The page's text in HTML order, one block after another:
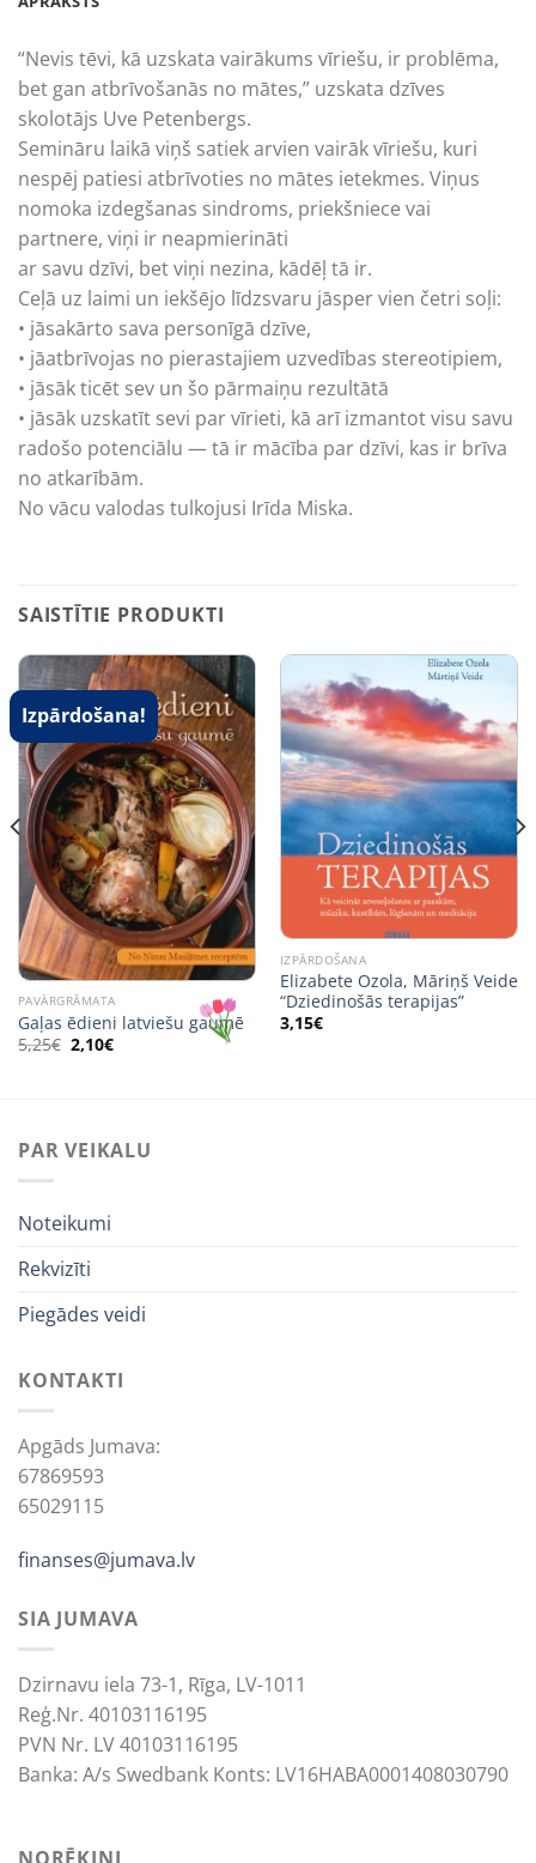
“Nevis tēvi, kā uzskata vairākums vīriešu, ir problēma,
bet gan atbrīvošanās no mātes,” uzskata dzīves
skolotājs Uve Petenbergs.
Semināru laikā viņš satiek arvien vairāk vīriešu, kuri
nespēj patiesi atbrīvoties no mātes ietekmes. Viņus
nomoka izdegšanas sindroms, priekšniece vai
partnere, viņi ir neapmierināti
ar savu dzīvi, bet viņi nezina, kādēļ tā ir.
Ceļā uz laimi un iekšējo līdzsvaru jāsper vien četri soļi:
• jāsakārto sava personīgā dzīve,
• jāatbrīvojas no pierastajiem uzvedības stereotipiem,
• jāsāk ticēt sev un šo pārmaiņu rezultātā
• jāsāk uzskatīt sevi par vīrieti, kā arī izmantot visu savu
radošo potenciālu — tā ir mācība par dzīvi, kas ir brīva
no atkarībām.
No vācu valodas tulkojusi Irīda Miska.
SAISTĪTIE PRODUKTI
Izpārdošana!
PAVĀRGRĀMATA
Gaļas ēdieni latviešu gaumē
5,25€ Original
price
2,10€Current
price
IZPĀRDOŠANA
Elizabete Ozola, Māriņš Veide
“Dziedinošās terapijas”
3,15€
PAR VEIKALU
Noteikumi
Rekvizīti
Piegādes veidi
KONTAKTI
Apgāds Jumava:
67869593
65029115
finanses@jumava.lv
SIA JUMAVA
Dzirnavu iela 73-1, Rīga, LV-1011
Reģ.Nr. 40103116195
PVN Nr. LV 40103116195
Banka: A/s Swedbank Konts: LV16HABA0001408030790